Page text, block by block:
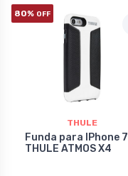
80% OFF
THULE
Funda para IPhone 7
THULE ATMOS X4